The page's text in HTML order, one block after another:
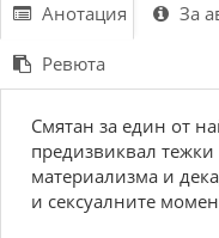
Анотация За
Ревюта
Смятан за един от
предизвиквал
материализма и
и сексуалните